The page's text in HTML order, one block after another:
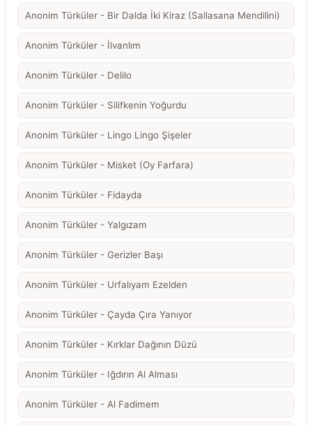
Anonim Türküler - Bir Dalda İki Kiraz (Sallasana Mendilini)
Anonim Türküler - İlvanlım
Anonim Türküler - Delilo
Anonim Türküler - Silifkenin Yoğurdu
Anonim Türküler - Lingo Lingo Şişeler
Anonim Türküler - Misket (Oy Farfara)
Anonim Türküler - Fidayda
Anonim Türküler - Yalgızam
Anonim Türküler - Gerizler Başı
Anonim Türküler - Urfalıyam Ezelden
Anonim Türküler - Çayda Çıra Yanıyor
Anonim Türküler - Kırklar Dağının Düzü
Anonim Türküler - Iğdırın Al Alması
Anonim Türküler - Al Fadimem